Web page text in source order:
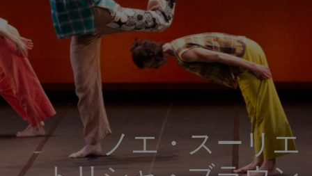
ノエ・スーリエ